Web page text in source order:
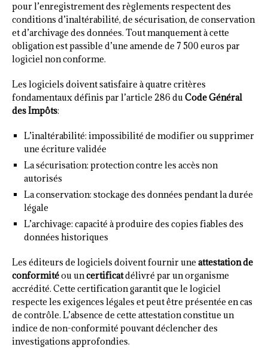
pour l’enregistrement des règlements respectent des
conditions d’inaltérabilité, de sécurisation, de conservation
et d’archivage des données. Tout manquement à cette
obligation est passible d’une amende de 7 500 euros par
logiciel non conforme.
Les logiciels doivent satisfaire à quatre critères
fondamentaux définis par l’article 286 duCode Général
des Impôts:
L’inaltérabilité: impossibilité de modifier ou supprimer
une écriture validée
La sécurisation: protection contre les accès non
autorisés
La conservation: stockage des données pendant la durée
légale
L’archivage: capacité à produire des copies fiables des
données historiques
Les éditeurs de logiciels doivent fournir une attestation de
conformitéou uncertificatdélivré par un organisme
accrédité. Cette certification garantit que le logiciel
respecte les exigences légales et peut être présentée en cas
de contrôle. L’absence de cette attestation constitue un
indice de non-conformité pouvant déclencher des
investigations approfondies.